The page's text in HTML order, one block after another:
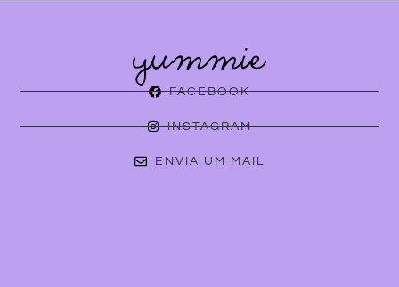
FACEBOOK
INSTAGRAM
ENVIA UM MAIL